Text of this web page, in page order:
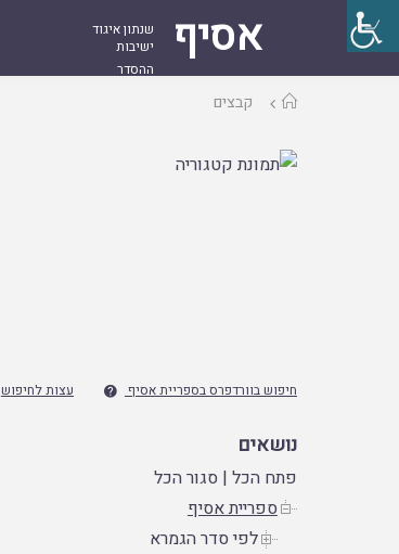
אסיף
שנתון איגוד
ישיבות
ההסדר
עמודקבצים
חיפוש בוורדפרס בספריית אסיף  עצות לחיפוש
נושאים
פתח הכל |סגור הכל
ספריית אסיף
לפי סדר הגמרא